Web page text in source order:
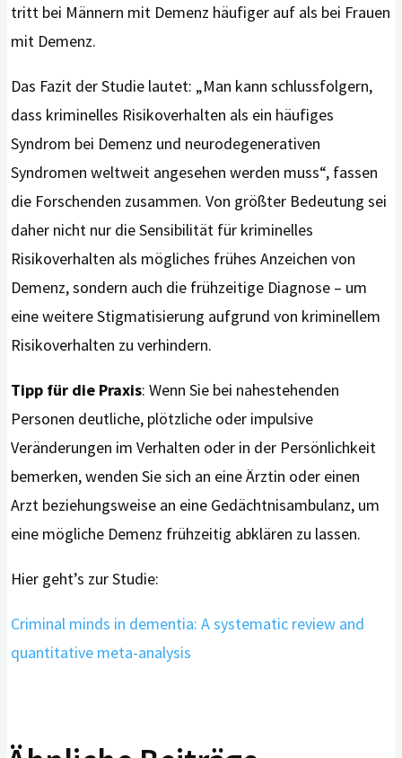
tritt bei Männern mit Demenz häufiger auf als bei Frauen
mit Demenz.
Das Fazit der Studie lautet: „Man kann schlussfolgern,
dass kriminelles Risikoverhalten als ein häufiges
Syndrom bei Demenz und neurodegenerativen
Syndromen weltweit angesehen werden muss“, fassen
die Forschenden zusammen. Von größter Bedeutung sei
daher nicht nur die Sensibilität für kriminelles
Risikoverhalten als mögliches frühes Anzeichen von
Demenz, sondern auch die frühzeitige Diagnose – um
eine weitere Stigmatisierung aufgrund von kriminellem
Risikoverhalten zu verhindern.
Tipp für die Praxis: Wenn Sie bei nahestehenden
Personen deutliche, plötzliche oder impulsive
Veränderungen im Verhalten oder in der Persönlichkeit
bemerken, wenden Sie sich an eine Ärztin oder einen
Arzt beziehungsweise an eine Gedächtnisambulanz, um
eine mögliche Demenz frühzeitig abklären zu lassen.
Hier geht’s zur Studie:
Criminal minds in dementia: A systematic review and
quantitative meta-analysis